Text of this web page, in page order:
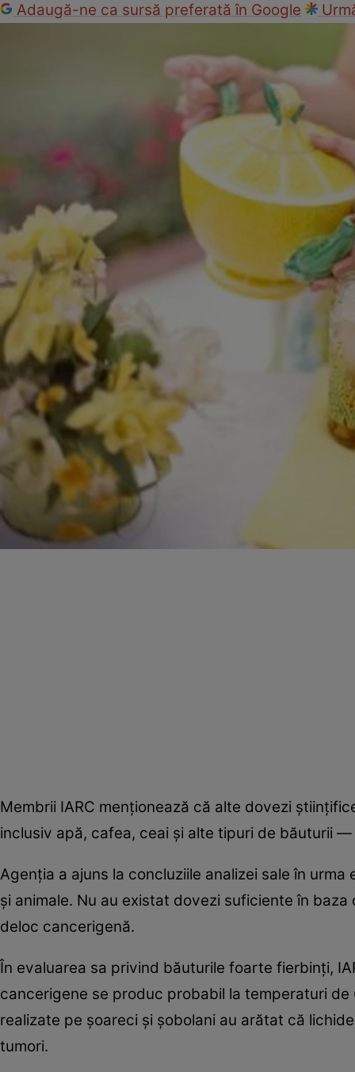
Adaugă-ne ca sursă preferată în Google
Membrii IARC menţionează că alte dovezi
inclusiv apă, cafea, ceai şi alte tipuri de băuturii
Agenţia a ajuns la concluziile analizei sale în
şi animale. Nu au existat dovezi suficiente în
deloc cancerigenă.
În evaluarea sa privind băuturile foarte fierbinţi,
cancerigene se produc probabil la temperaturi
realizate pe şoareci şi şobolani au arătat că
tumori.